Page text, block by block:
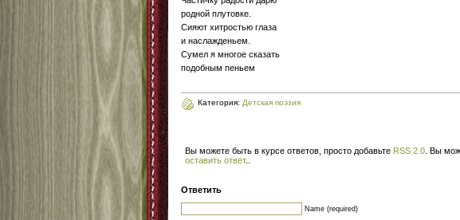
родной плутовке.
Сияют хитростью глаза
и наслажденьем.
Сумел я многое сказать
подобным пеньем
Категория: Детская поэзия
Вы можете быть в курсе ответов, просто добавьте RSS 2.0 . Вы
оставить ответ.
Ответить
Name (required)